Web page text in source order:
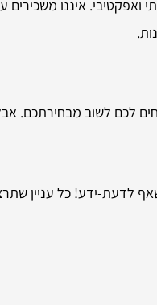
ואפקטיבי. איננו
לכם לשוב מבחירתכם.
לדעת-ידע! כל עניין